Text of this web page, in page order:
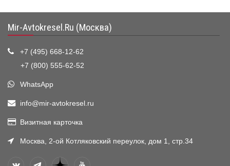
Mir-Avtokresel.Ru (Москва)
+7 (495) 668-12-62
+7 (800) 555-62-52
WhatsApp
info@mir-avtokresel.ru
Визитная карточка
Москва, 2-ой Котляковский переулок, дом 1, стр.34